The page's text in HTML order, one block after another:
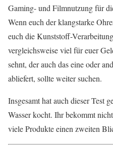
Gaming- und Filmnutzung für
Wenn euch der klangstarke
euch die Kunststoff-
vergleichsweise viel für euer
sehnt, der auch das eine oder
abliefert, sollte weiter suchen.
Insgesamt hat auch dieser Test
Wasser kocht. Ihr bekommt
viele Produkte einen zweiten